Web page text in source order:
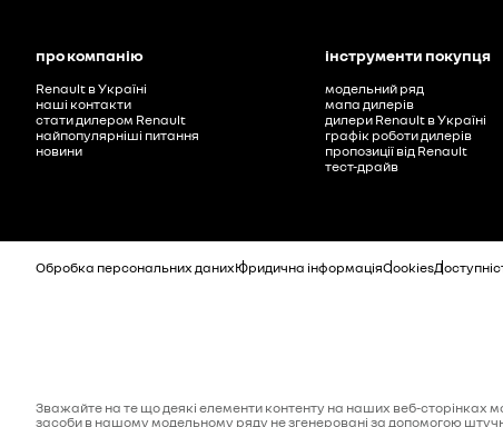
про компанію
Renault в Україні
наші контакти
стати дилером Renault
найпопулярніші питання
новини
інструменти покупця
модельний ряд
мапа дилерів
дилери Renault в Україні
графік роботи дилерів
пропозиції від Renault
тест-драйв
Обробка персональних данихЮридична інформаціяCookies
Зважайте на те що деякі елементи контенту на наших веб-сторінках
засоби в нашому модельному ряду не згенеровані за допомогою